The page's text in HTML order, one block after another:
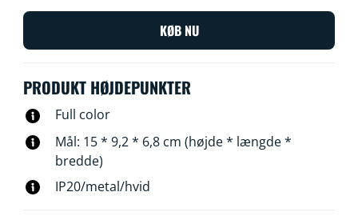
indendørs væglampe kan skrue op og ned for lyset og
skabe interessante former af lys, skygger og farve, samt
give karakter til dit rum.
KØB NU
PRODUKT HØJDEPUNKTER
Full color
Mål: 15 * 9,2 * 6,8 cm (højde * længde *
bredde)
IP20/metal/hvid